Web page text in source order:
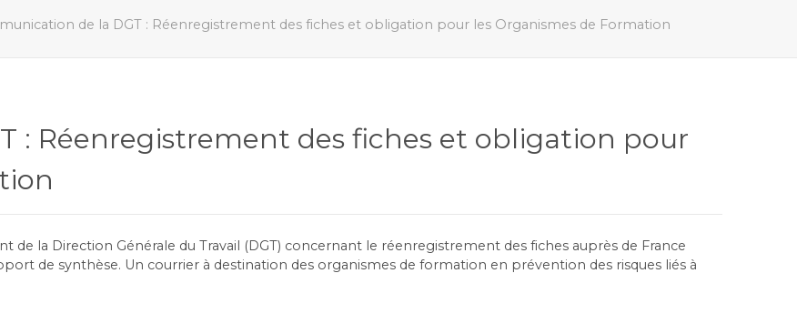
de la DGT : Réenregistrement des fiches et obligation pour les Organismes de Formation
: Réenregistrement des fiches et obligation pour
la Direction Générale du Travail (DGT) concernant le réenregistrement des fiches auprès de France
de synthèse. Un courrier à destination des organismes de formation en prévention des risques liés à